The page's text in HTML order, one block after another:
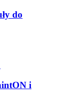
do
i